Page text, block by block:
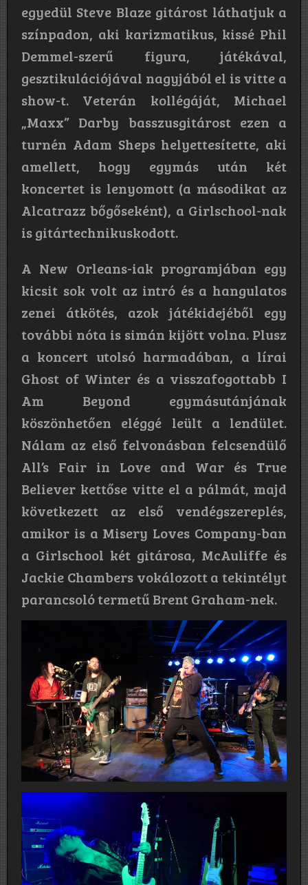
egyedül Steve Blaze gitárost láthatjuk a
színpadon, aki karizmatikus, kissé Phil
Demmel-szerű figura, játékával,
gesztikulációjával nagyjából el is vitte a
show-t. Veterán kollégáját, Michael
„Maxx” Darby basszusgitárost ezen a
turnén Adam Sheps helyettesítette, aki
amellett, hogy egymás után két
koncertet is lenyomott (a másodikat az
Alcatrazz bőgőseként), a Girlschool-nak
is gitártechnikuskodott.
A New Orleans-iak programjában egy
kicsit sok volt az intró és a hangulatos
zenei átkötés, azok játékidejéből egy
további nóta is simán kijött volna. Plusz
a koncert utolsó harmadában, a lírai
Ghost of Winter és a visszafogottabb I
Am Beyond egymásutánjának
köszönhetően eléggé leült a lendület.
Nálam az első felvonásban felcsendülő
All’s Fair in Love and War és True
Believer kettőse vitte el a pálmát, majd
következett az első vendégszereplés,
amikor is a Misery Loves Company-ban
a Girlschool két gitárosa, McAuliffe és
Jackie Chambers vokálozott a tekintélyt
parancsoló termetű Brent Graham-nek.